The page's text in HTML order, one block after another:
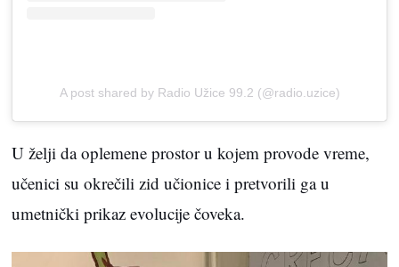
A post shared by Radio Užice 99.2 (@radio.uzice)
U želji da oplemene prostor u kojem provode vreme,
učenici su okrečili zid učionice i pretvorili ga u
umetnički prikaz evolucije čoveka.